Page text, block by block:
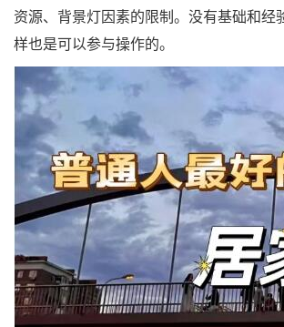
资源、背景灯因素的限制。没有基础和经
样也是可以参与操作的。